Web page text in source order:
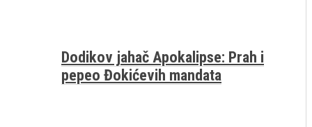
Dodikov jahač Apokalipse: Prah i
pepeo Đokićevih mandata